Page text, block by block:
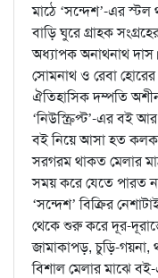
মাঠে ‘সন্দেশ’-এর
বাড়ি ঘুরে গ্রাহক
অধ্যাপক অনাথনাথ
সোমনাথ ও রেবা হোরের
ঐতিহাসিক দম্পতি
‘নিউস্ক্রিপ্ট’-এর বই
বই নিয়ে আসা হত
সরগরম থাকত মেলার
সময় করে যেতে পারত
‘সন্দেশ’ বিক্রির
থেকে শুরু করে দূর-
জামাকাপড়, চুড়ি-গয়না,
বিশাল মেলার মাঝে